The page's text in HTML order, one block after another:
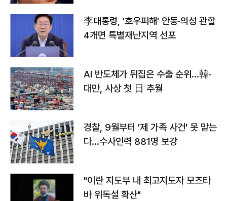
李대통령, '호우피해' 안동·의성 관할
4개면 특별재난지역 선포
AI 반도체가 뒤집은 수출 순위…韓·
대만, 사상 첫 日 추월
경찰, 9월부터 '제 가족 사건' 못 맡는
다…수사인력 881명 보강
"이란 지도부 내 최고지도자 모즈타
바 위독설 확산"